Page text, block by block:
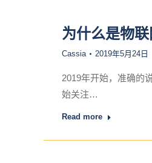
为什么是物联
Cassia 2019年5月24日
2019年开始，准确的
始关注…
Read more